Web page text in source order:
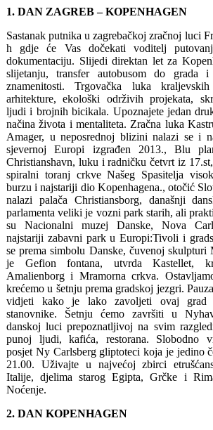
1. DAN ZAGREB – KOPENHAGEN
Sastanak putnika u zagrebačkoj zračnoj luci
h gdje će Vas dočekati voditelj
dokumentaciju. Slijedi direktan let za
slijetanju, transfer autobusom do grada i
znamenitosti. Trgovačka luka
arhitekture, ekološki održivih projekata,
ljudi i brojnih bicikala. Upoznajete jedan
načina života i mentaliteta. Zračna luka
Amager, u neposrednoj blizini nalazi se i
sjevernoj Europi izgrađen 2013., Blu
Christianshavn, luku i radničku četvrt iz
spiralni toranj crkve Našeg Spasitelja
burzu i najstariji dio Kopenhagena., otočić
nalazi palača Christiansborg, današnji
parlamenta veliki je vozni park starih, ali
su Nacionalni muzej Danske, Nova
najstariji zabavni park u Europi:Tivoli i
se prema simbolu Danske, čuvenoj
je Gefion fontana, utvrda Kastellet,
Amalienborg i Mramorna crkva.
krećemo u šetnju prema gradskoj jezgri.
vidjeti kako je lako zavoljeti ovaj grad
stanovnike. Šetnju ćemo završiti u
danskoj luci prepoznatljivoj na svim
punoj ljudi, kafića, restorana. Slobodno
posjet Ny Carlsberg gliptoteci koja je jedino
21.00. Uživajte u najvećoj zbirci
Italije, djelima starog Egipta, Grčke i
Noćenje.
2. DAN KOPENHAGEN